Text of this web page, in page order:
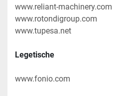
www.reliant-machinery.com
www.rotondigroup.com
www.tupesa.net
Legetische
www.fonio.com